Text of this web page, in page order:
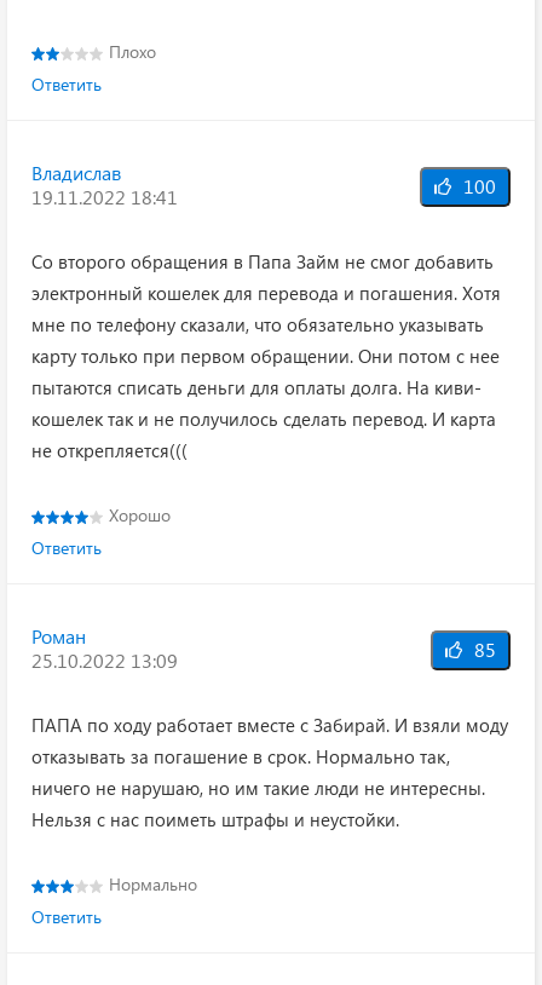
Плохо
Ответить
Владислав
19.11.2022 18:41
100
Со второго обращения в Папа Займ не смог добавить
электронный кошелек для перевода и погашения. Хотя
мне по телефону сказали, что обязательно указывать
карту только при первом обращении. Они потом с нее
пытаются списать деньги для оплаты долга. На киви-
кошелек так и не получилось сделать перевод. И карта
не открепляется(((
Хорошо
Ответить
Роман
25.10.2022 13:09
85
ПАПА по ходу работает вместе с Забирай. И взяли моду
отказывать за погашение в срок. Нормально так,
ничего не нарушаю, но им такие люди не интересны.
Нельзя с нас поиметь штрафы и неустойки.
Нормально
Ответить